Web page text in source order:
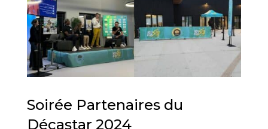
Soirée Partenaires du
Décastar 2024